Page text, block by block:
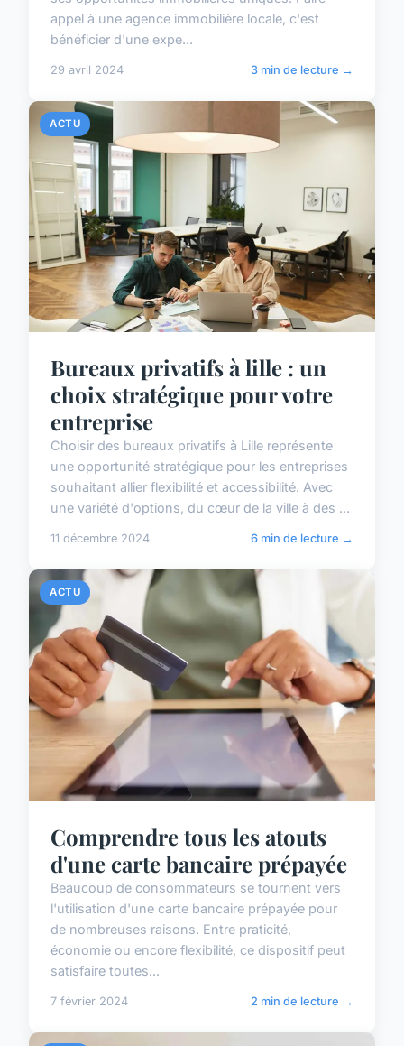
appel à une agence immobilière locale, c'est
bénéficier d'une expe...
29 avril 2024 3 min de lecture →
ACTU
Bureaux privatifs à lille : un
choix stratégique pour votre
entreprise
Choisir des bureaux privatifs à Lille représente
une opportunité stratégique pour les entreprises
souhaitant allier flexibilité et accessibilité. Avec
une variété d'options, du cœur de la ville à des ...
11 décembre 2024 6 min de lecture →
ACTU
Comprendre tous les atouts
d'une carte bancaire prépayée
Beaucoup de consommateurs se tournent vers
l'utilisation d'une carte bancaire prépayée pour
de nombreuses raisons. Entre praticité,
économie ou encore flexibilité, ce dispositif peut
satisfaire toutes...
7 février 2024 2 min de lecture →